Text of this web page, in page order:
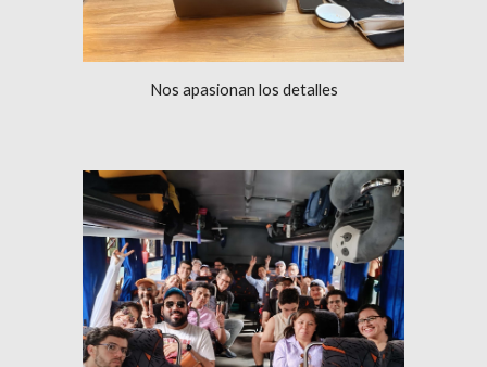
Nos apasionan los detalles